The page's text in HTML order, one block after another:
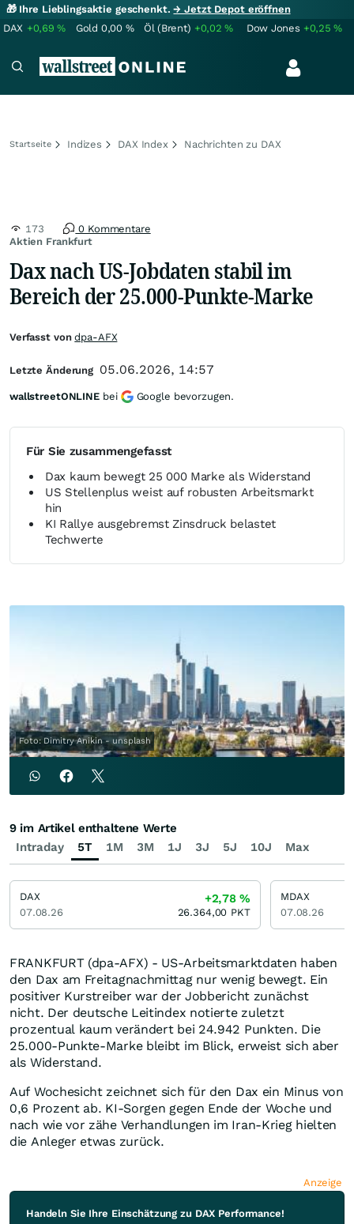
🎁 Ihre Lieblingsaktie geschenkt.→ Jetzt Depot eröffnen
DAX +0,69% Gold 0,00 % Öl (Brent) +0,02% Dow Jones +0,25%
Startseite Indizes DAX Index Nachrichten zu DAX
Aktien Frankfurt
173 0 Kommentare
Dax nach US-Jobdaten stabil im
Bereich der 25.000-Punkte-Marke
Für Sie zusammengefasst
Dax kaum bewegt 25 000 Marke als Widerstand
US Stellenplus weist auf robusten Arbeitsmarkt
hin
KI Rallye ausgebremst Zinsdruck belastet
Techwerte
Foto: Dimitry Anikin - unsplash
FRANKFURT (dpa-AFX) - US-Arbeitsmarktdaten haben
den Dax am Freitagnachmittag nur wenig bewegt. Ein
positiver Kurstreiber war der Jobbericht zunächst
nicht. Der deutsche Leitindex notierte zuletzt
prozentual kaum verändert bei 24.942 Punkten. Die
25.000-Punkte-Marke bleibt im Blick, erweist sich aber
als Widerstand.
Auf Wochesicht zeichnet sich für den Dax ein Minus von
0,6 Prozent ab. KI-Sorgen gegen Ende der Woche und
nach wie vor zähe Verhandlungen im Iran-Krieg hielten
die Anleger etwas zurück.
Anzeige
Handeln Sie Ihre Einschätzung zu DAX Performance!
Verfasst vondpa-AFX
Letzte Änderung 05.06.2026, 14:57
wallstreetONLINE bei Google bevorzugen.
Intraday 5T 1M 3M 1J 3J 5J 10J Max
9 im Artikel enthaltene Werte
DAX
07.08.26
+2,78%
26.364,00 PKT
MDAX
07.08.26